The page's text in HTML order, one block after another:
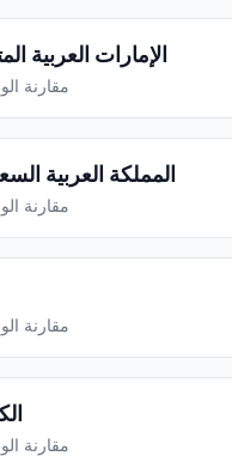
الإمارات العربية
مقارنة
المملكة العربية
مقارنة
مقارنة
مقارنة